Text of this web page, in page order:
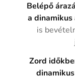
Belépő
a
is
Zord